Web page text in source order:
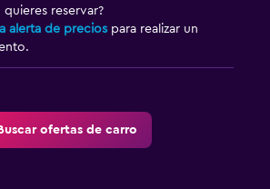
quieres reservar?
alerta de precios para realizar un
ofertas de carro